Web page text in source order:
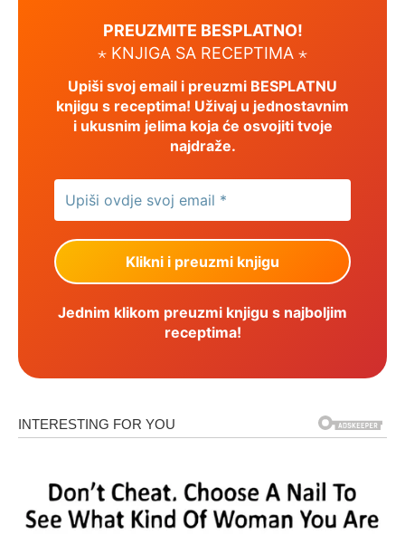
PREUZMITE BESPLATNO!
⋆ KNJIGA SA RECEPTIMA ⋆
Upiši svoj email i preuzmi BESPLATNU
knjigu s receptima! Uživaj u jednostavnim
i ukusnim jelima koja će osvojiti tvoje
najdraže.
Jednim klikom preuzmi knjigu s najboljim
receptima!